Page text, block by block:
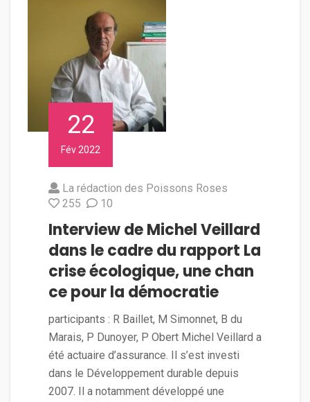
22
Fév 2022
La rédaction des Poissons Roses
255
10
Interview de Michel Veillard
dans le cadre du rapport La
crise écologique, une chan
ce pour la démocratie
participants : R Baillet, M Simonnet, B du
Marais, P Dunoyer, P Obert Michel Veillard a
été actuaire d’assurance. Il s’est investi
dans le Développement durable depuis
2007. Il a notamment développé une